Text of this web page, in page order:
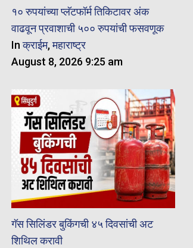
१० रुपयांच्या प्लॅटफॉर्म तिकिटावर अंक
वाढवून प्रवाशाची ५०० रुपयांची फसवणूक
Inक्राईम,महाराष्ट्र
August 8, 2026 9:25 am
गॅस सिलिंडर बुकिंगची ४५ दिवसांची अट
शिथिल करावी